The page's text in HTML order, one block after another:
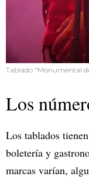
Tablado "Monumental
Los
Los tablados
boletería y
marcas varían,